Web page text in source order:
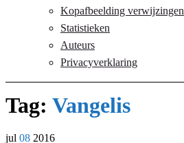
Kopafbeelding verwijzingen
Statistieken
Auteurs
Privacyverklaring
Tag: Vangelis
jul 08 2016